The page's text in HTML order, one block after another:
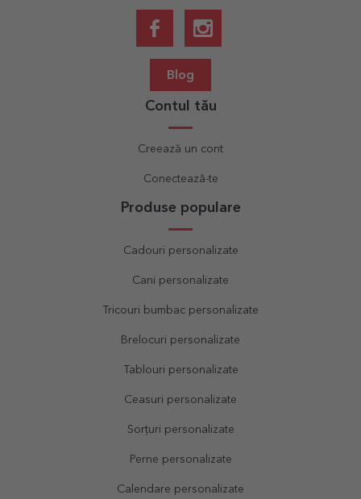
Blog
Contul tău
Creează un cont
Conectează-te
Produse populare
Cadouri personalizate
Cani personalizate
Tricouri bumbac personalizate
Brelocuri personalizate
Tablouri personalizate
Ceasuri personalizate
Sorțuri personalizate
Perne personalizate
Calendare personalizate